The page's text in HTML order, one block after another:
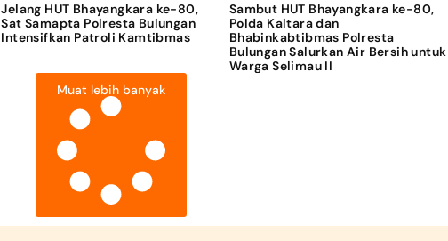
Jelang HUT Bhayangkara ke-80,
Sat Samapta Polresta Bulungan
Intensifkan Patroli Kamtibmas
Sambut HUT Bhayangkara ke-80,
Polda Kaltara dan
Bhabinkabtibmas Polresta
Bulungan Salurkan Air Bersih untuk
Warga Selimau II
Muat lebih banyak